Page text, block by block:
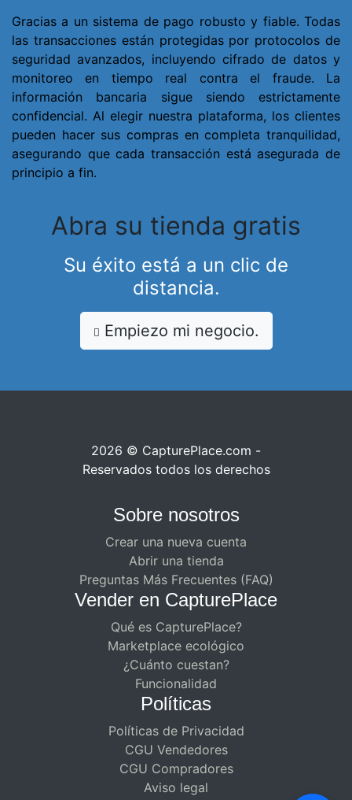
Gracias a un sistema de pago robusto y fiable. Todas
las transacciones están protegidas por protocolos de
seguridad avanzados, incluyendo cifrado de datos y
monitoreo en tiempo real contra el fraude. La
información bancaria sigue siendo estrictamente
confidencial. Al elegir nuestra plataforma, los clientes
pueden hacer sus compras en completa tranquilidad,
asegurando que cada transacción está asegurada de
principio a fin.
Abra su tienda gratis
Su éxito está a un clic de
distancia.
Empiezo mi negocio.
2026 © CapturePlace.com -
Reservados todos los derechos
Sobre nosotros
Crear una nueva cuenta
Abrir una tienda
Preguntas Más Frecuentes (FAQ)
Vender en CapturePlace
Qué es CapturePlace?
Marketplace ecológico
¿Cuánto cuestan?
Funcionalidad
Políticas
Políticas de Privacidad
CGU Vendedores
CGU Compradores
Aviso legal